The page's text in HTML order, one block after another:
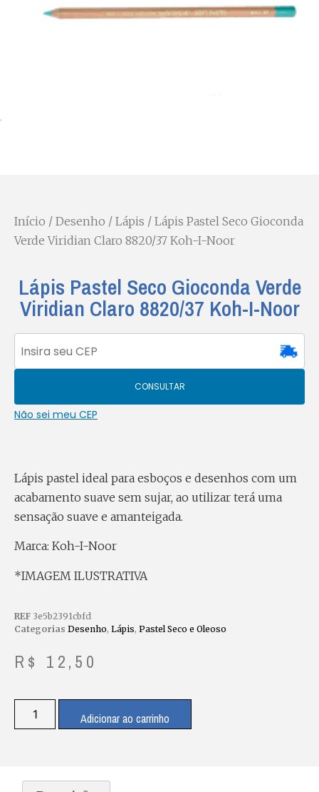
Início / Desenho / Lápis / Lápis Pastel Seco Gioconda
Verde Viridian Claro 8820/37 Koh-I-Noor
Lápis Pastel Seco Gioconda Verde
Viridian Claro 8820/37 Koh-I-Noor
CONSULTAR
Não sei meu CEP
Lápis pastel ideal para esboços e desenhos com um
acabamento suave sem sujar, ao utilizar terá uma
sensação suave e amanteigada.
Marca: Koh-I-Noor
*IMAGEM ILUSTRATIVA
REF 3e5b2391cbfd
Categorias Desenho, Lápis, Pastel Seco e Oleoso
R$ 12,50
Adicionar ao carrinho